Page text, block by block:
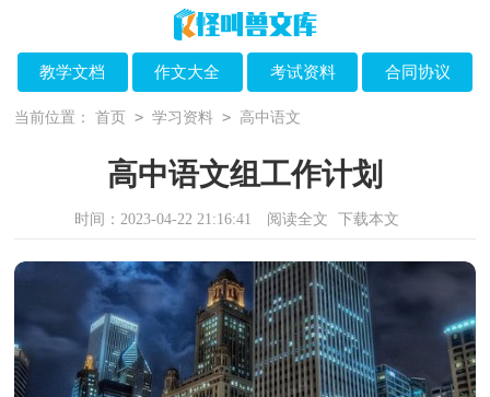
教学文档 作文大全 考试资料 合同协议
当前位置： 首页 > 学习资料 > 高中语文
高中语文组工作计划
时间：2023-04-22 21:16:41 阅读全文 下载本文